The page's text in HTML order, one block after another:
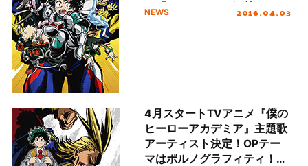
マ「HEROES」も解禁に！
NEWS 2016.04.03
4月スタートTVアニメ『僕の
ヒーローアカデミア』主題歌
アーティスト決定！OPテー
マはポルノグラフィティ！ED